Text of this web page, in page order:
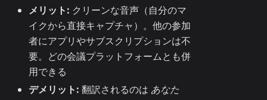
メリット: クリーンな音声（自分のマ
イクから直接キャプチャ）。他の参加
者にアプリやサブスクリプションは不
要。どの会議プラットフォームとも併
用できる
デメリット: 翻訳されるのは あなた